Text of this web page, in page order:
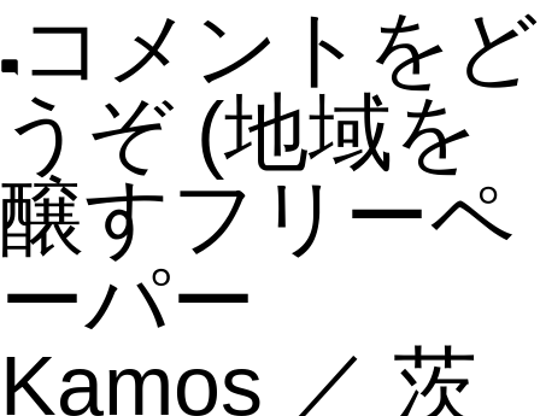
コメントをど
うぞ (地域を
醸すフリーペ
ーパー
Kamos ／ 茨